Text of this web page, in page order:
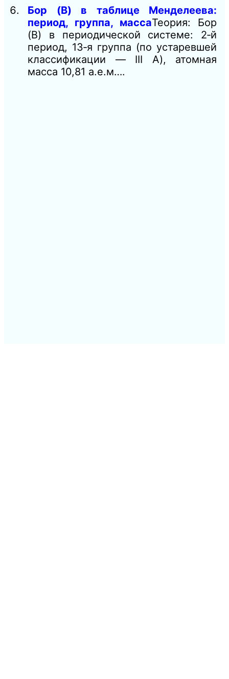
Бор (B) в таблице Менделеева:
период, группа, массаТеория: Бор
(B) в периодической системе: 2‑й
период, 13‑я группа (по устаревшей
классификации — III A), атомная
масса 10,81 а.е.м….